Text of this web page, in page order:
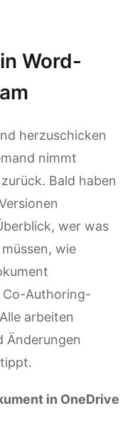
Word-
herzuschicken
nimmt
Bald haben
wer was
wie
Co-Authoring-
arbeiten
Änderungen
in OneDrive